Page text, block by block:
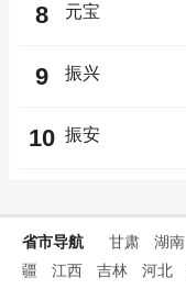
8 元宝
9 振兴
10 振安
省市导航 甘肃 湖南
疆
江西 吉林 河北